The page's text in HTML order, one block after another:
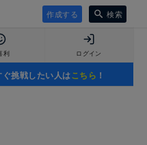
作成する 検索
利 ログイン
挑戦したい人はこちら ！